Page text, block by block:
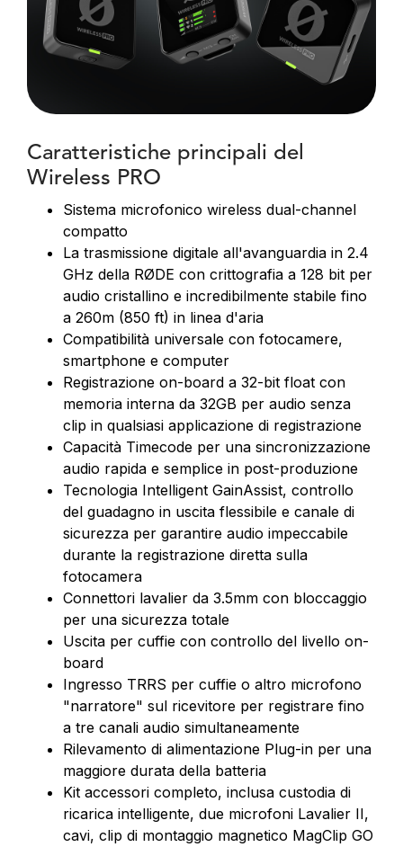
Caratteristiche principali del
Wireless PRO
Sistema microfonico wireless dual-channel
compatto
La trasmissione digitale all'avanguardia in 2.4
GHz della RØDE con crittografia a 128 bit per
audio cristallino e incredibilmente stabile fino
a 260m (850 ft) in linea d'aria
Compatibilità universale con fotocamere,
smartphone e computer
Registrazione on-board a 32-bit float con
memoria interna da 32GB per audio senza
clip in qualsiasi applicazione di registrazione
Capacità Timecode per una sincronizzazione
audio rapida e semplice in post-produzione
Tecnologia Intelligent GainAssist, controllo
del guadagno in uscita flessibile e canale di
sicurezza per garantire audio impeccabile
durante la registrazione diretta sulla
fotocamera
Connettori lavalier da 3.5mm con bloccaggio
per una sicurezza totale
Uscita per cuffie con controllo del livello on-
board
Ingresso TRRS per cuffie o altro microfono
"narratore" sul ricevitore per registrare fino
a tre canali audio simultaneamente
Rilevamento di alimentazione Plug-in per una
maggiore durata della batteria
Kit accessori completo, inclusa custodia di
ricarica intelligente, due microfoni Lavalier II,
cavi, clip di montaggio magnetico MagClip GO